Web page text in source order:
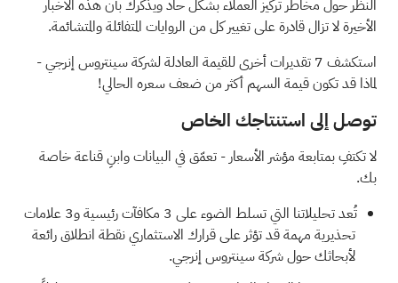
النظر حول مخاطر تركيز العملاء بشكل حاد ويذكرك بأن هذه الأخبار
الأخيرة لا تزال قادرة على تغيير كل من الروايات المتفائلة والمتشائمة.
استكشف 7 تقديرات أخرى للقيمة العادلة لشركة سينتروس إنرجي
-
لماذا قد تكون قيمة السهم أكثر من ضعف سعره الحالي!
توصل إلى استنتاجك الخاص
لا تكتفِ بمتابعة مؤشر الأسعار - تعمّق في البيانات وابنِ قناعة خاصة
بك.
تُعد تحليلاتنا التي تسلط الضوء على
3 مكافآت رئيسية و3 علامات
تحذيرية مهمةقد تؤثر على قرارك الاستثماري نقطة انطلاق رائعة
لأبحاثك حول شركة سينتروس إنرجي.